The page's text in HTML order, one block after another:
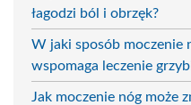
łagodzi ból i obrzęk?
W jaki sposób moczenie
wspomaga leczenie
Jak moczenie nóg może